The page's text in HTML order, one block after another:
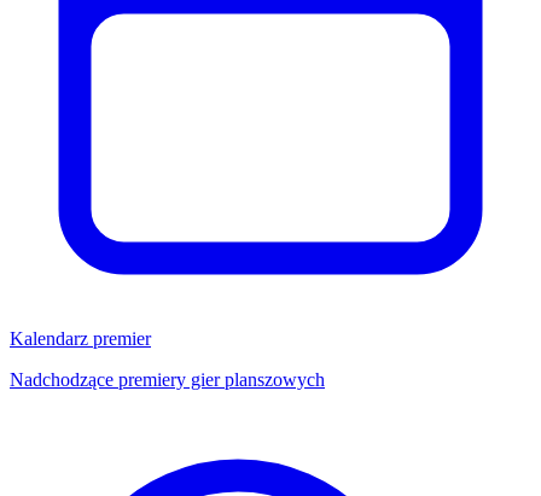
Kalendarz premier
Nadchodzące premiery gier planszowych